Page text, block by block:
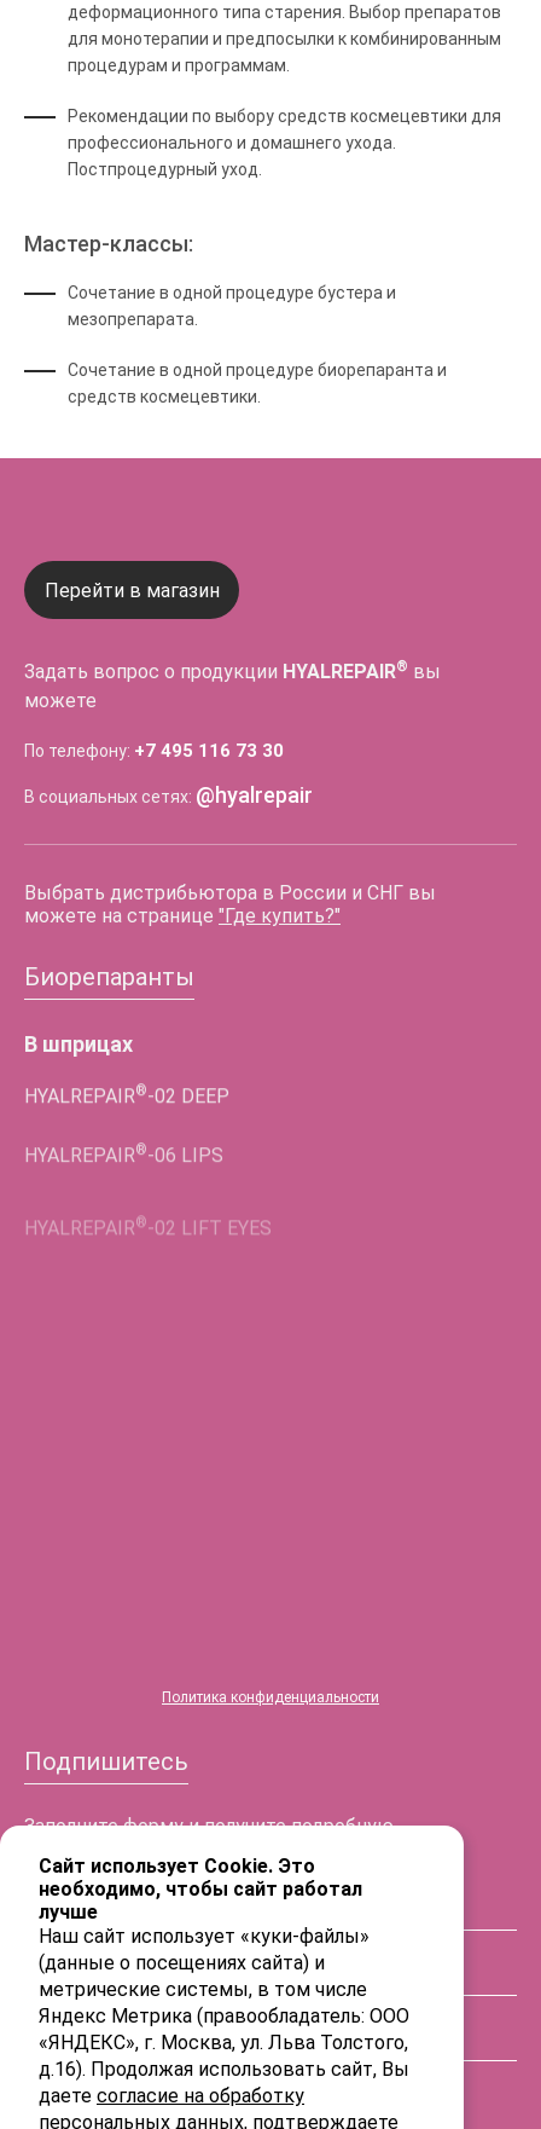
деформационного типа старения. Выбор препаратов
для монотерапии и предпосылки к комбинированным
процедурам и программам.
Рекомендации по выбору средств космецевтики для
профессионального и домашнего ухода.
Постпроцедурный уход.
Мастер-классы:
Сочетание в одной процедуре бустера и
мезопрепарата.
Cочетание в одной процедуре биорепаранта и
средств космецевтики.
Перейти в магазин
Задать вопрос о продукции HYALREPAIR® вы
можете
По телефону: +7 495 116 73 30
В социальных сетях: @hyalrepair
Выбрать дистрибьютора в России и СНГ вы
можете на странице "Где купить?"
Биорепаранты
В шприцах
HYALREPAIR®-02 DEEP
Политика конфиденциальности
Подпишитесь
Заполните форму и получите подробную
информацию!
ФИО
Телефон
E-mail
Сайт использует Cookie. Это
необходимо, чтобы сайт работал
лучше
Наш сайт использует «куки-файлы»
(данные о посещениях сайта) и
метрические системы, в том числе
Яндекс Метрика (правообладатель: ООО
«ЯНДЕКС», г. Москва, ул. Льва Толстого,
д.16). Продолжая использовать сайт, Вы
даете согласие на обработку
персональных данных, подтверждаете